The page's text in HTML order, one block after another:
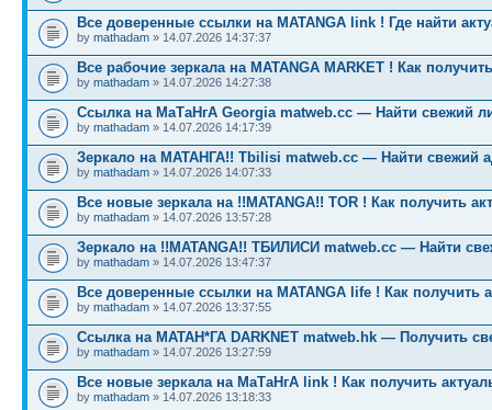
Все доверенные ссылки на MATANGA link ! Где найти
by mathadam » 14.07.2026 14:37:37
Все рабочие зеркала на MATANGA MARKET ! Как
by mathadam » 14.07.2026 14:27:38
Ссылка на МаТаНгА Georgia matweb.cc — Найти свежий
by mathadam » 14.07.2026 14:17:39
Зеркало на МАТАНГА!! Tbilisi matweb.cc — Найти свежий
by mathadam » 14.07.2026 14:07:33
Все новые зеркала на !!MATANGA!! TOR ! Как получить
by mathadam » 14.07.2026 13:57:28
Зеркало на !!MATANGA!! ТБИЛИСИ matweb.cc — Найти
by mathadam » 14.07.2026 13:47:37
Все доверенные ссылки на MATANGA life ! Как получить
by mathadam » 14.07.2026 13:37:55
Ссылка на МАТАН*ГА DARKNET matweb.hk — Получить
by mathadam » 14.07.2026 13:27:59
Все новые зеркала на МаТаНгА link ! Как получить
by mathadam » 14.07.2026 13:18:33